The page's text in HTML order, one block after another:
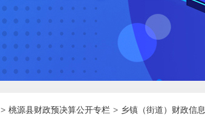
> 桃源县财政预决算公开专栏 > 乡镇（街道）财政信息